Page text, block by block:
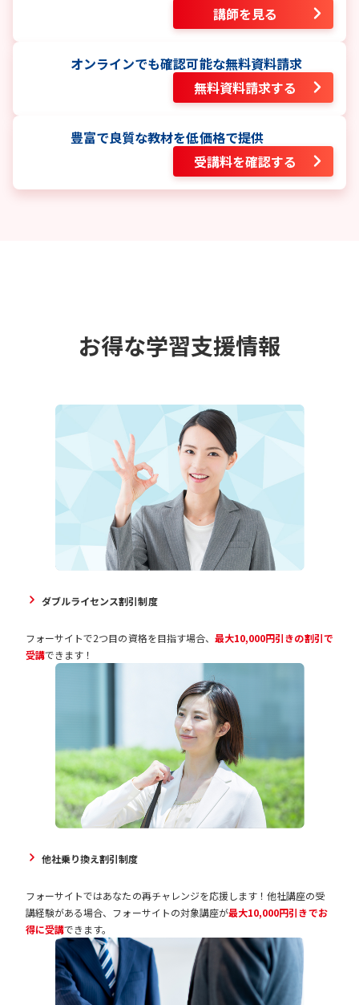
講師を見る
オンラインでも確認可能な無料資料請求
無料資料請求する
豊富で良質な教材を低価格で提供
受講料を確認する
お得な学習支援情報
ダブルライセンス割引制度
フォーサイトで2つ目の資格を目指す場合、 最大10,000円引きの割引で
受講できます！
他社乗り換え割引制度
フォーサイトではあなたの再チャレンジを応援します！他社講座の受
講経験がある場合、フォーサイトの対象講座が最大10,000円引きでお
得に受講できます。